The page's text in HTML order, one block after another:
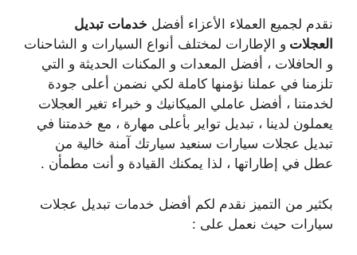
نقدم لجميع العملاء الأعزاء أفضل خدمات تبديل
العجلات و الإطارات لمختلف أنواع السيارات و الشاحنات
و الحافلات ، أفضل المعدات و المكنات الحديثة و التي
تلزمنا في عملنا نؤمنها كاملة لكي نضمن أعلى جودة
لخدمتنا ، أفضل عاملي الميكانيك و خبراء تغير العجلات
يعملون لدينا ، تبديل تواير بأعلى مهارة ، مع خدمتنا في
تبديل عجلات سيارات سنعيد سيارتك آمنة خالية من
عطل في إطاراتها ، لذا يمكنك القيادة و أنت مطمأن .
بكثير من التميز نقدم لكم أفضل خدمات تبديل عجلات
سيارات حيث نعمل على :